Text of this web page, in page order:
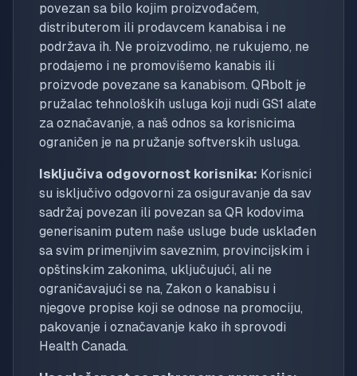
povezan sa bilo kojim proizvođačem,
distributerom ili prodavcem kanabisa i ne
podržava ih. Ne proizvodimo, ne rukujemo, ne
prodajemo i ne promovišemo kanabis ili
proizvode povezane sa kanabisom. QRbolt je
pružalac tehnoloških usluga koji nudi GS1 alate
za označavanje, a naš odnos sa korisnicima
ograničen je na pružanje softverskih usluga.
Isključiva odgovornost korisnika: Korisnici
su isključivo odgovorni za osiguravanje da sav
sadržaj povezan ili povezan sa QR kodovima
generisanim putem naše usluge bude usklađen
sa svim primenjivim saveznim, provincijskim i
opštinskim zakonima, uključujući, ali ne
ograničavajući se na, Zakon o kanabisu i
njegove propise koji se odnose na promociju,
pakovanje i označavanje kako ih sprovodi
Health Canada.